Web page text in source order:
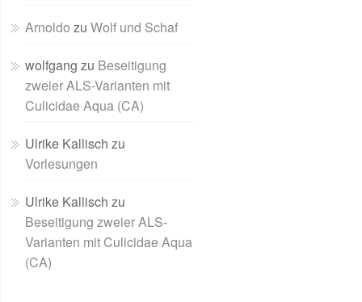
Arnoldo zu Wolf und Schaf
wolfgang zu Beseitigung
zweier ALS-Varianten mit
Culicidae Aqua (CA)
Ulrike Kallisch zu
Vorlesungen
Ulrike Kallisch zu
Beseitigung zweier ALS-
Varianten mit Culicidae Aqua
(CA)